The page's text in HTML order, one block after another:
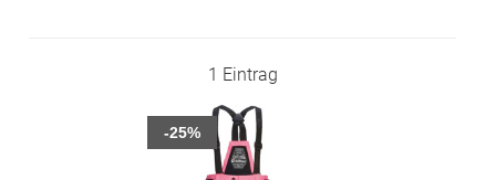
1 Eintrag
-25%